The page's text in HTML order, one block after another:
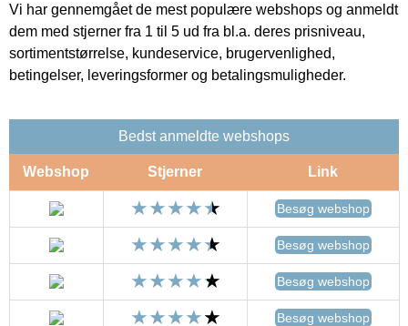
Vi har gennemgået de mest populære webshops og anmeldt
dem med stjerner fra 1 til 5 ud fra bl.a. deres prisniveau,
sortimentstørrelse, kundeservice, brugervenlighed,
betingelser, leveringsformer og betalingsmuligheder.
Bedst anmeldte webshops
Webshop Stjerner Link
Besøg webshop
Besøg webshop
Besøg webshop
Besøg webshop